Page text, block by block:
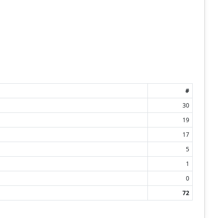
#
30
19
17
5
1
0
72